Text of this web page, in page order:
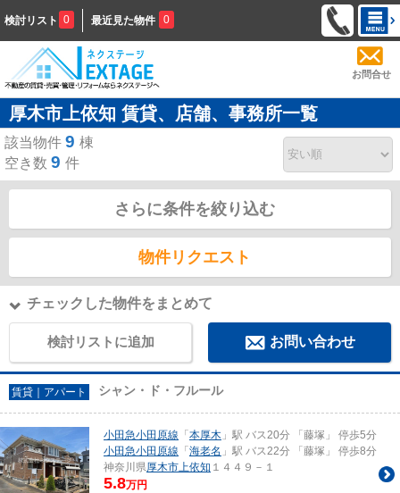
検討リスト 0 最近見た物件 0
お問合せ
厚木市上依知 賃貸、店舗、事務所一覧
該当物件 9 棟
空き数 9 件
さらに条件を絞り込む
物件リクエスト
チェックした物件をまとめて
検討リストに追加 お問い合わせ
賃貸｜アパート シャン・ド・フルール
小田急小田原線 「本厚木 」駅 バス20分 「藤塚」 停歩5分
小田急小田原線 「海老名 」駅 バス22分 「藤塚」 停歩8分
神奈川県厚木市上依知 １４４９－１
5.8万円